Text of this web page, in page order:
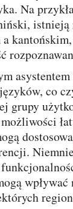
Na
istnieją
co
grupy
wpływać